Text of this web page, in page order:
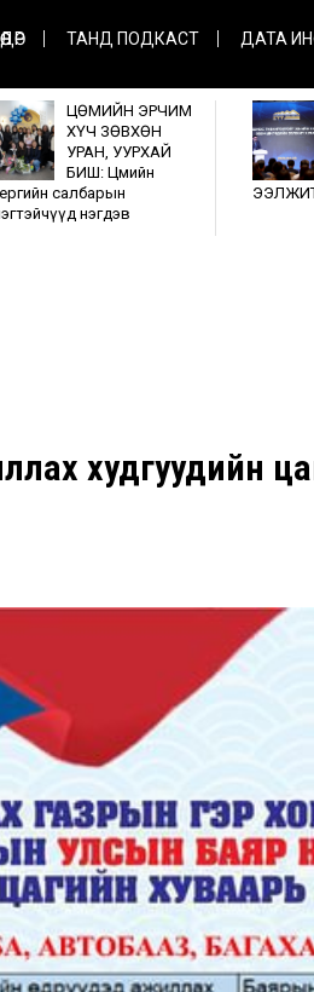
ТАНД ПОДКАСТ ДАТА
ЦӨМИЙН ЭРЧИМ
ХҮЧ ЗӨВХӨН
УРАН, УУРХАЙ
БИШ: Цөмийн
салбарын
нэгдэв
худгуудийн